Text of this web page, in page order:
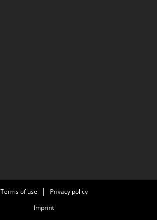
Terms of use
Privacy policy
Imprint